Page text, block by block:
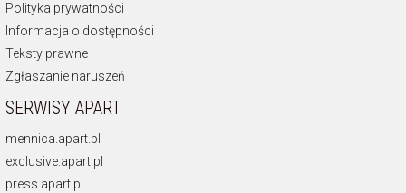
Polityka prywatności
Informacja o dostępności
Teksty prawne
Zgłaszanie naruszeń
SERWISY APART
mennica.apart.pl
exclusive.apart.pl
press.apart.pl